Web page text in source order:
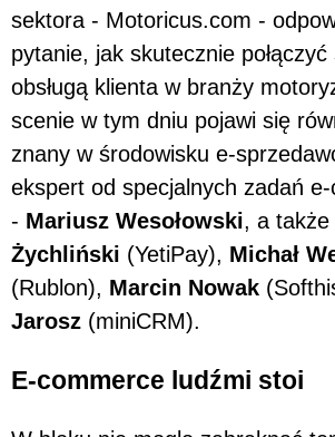
sektora - Motoricus.com -
pytanie, jak skutecznie
obsługą klienta w branży
scenie w tym dniu pojawi się
znany w środowisku e-
ekspert od specjalnych zadań
- Mariusz Wesołowski, a także
Żychliński (YetiPay), Michał
(Rublon), Marcin Nowak
Jarosz (miniCRM).
E-commerce ludźmi stoi